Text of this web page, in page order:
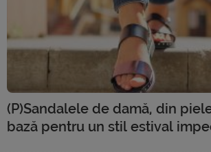
(P)Sandalele de damă, din
bază pentru un stil estival